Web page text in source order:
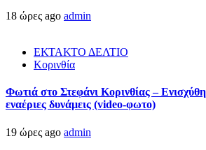
18 ώρες ago admin
ΕΚΤΑΚΤΟ ΔΕΛΤΙΟ
Κορινθία
Φωτιά στο Στεφάνι Κορινθίας –
εναέριες δυνάμεις (video-φωτο)
19 ώρες ago admin